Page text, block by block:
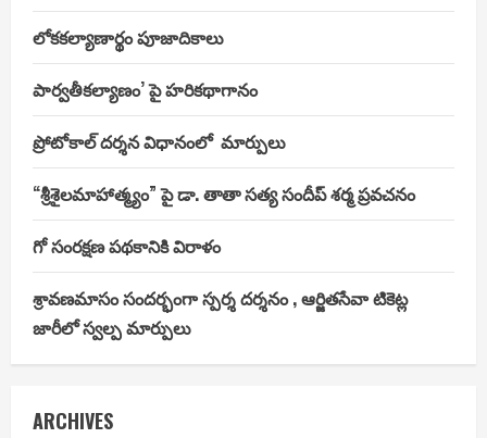
లోకకల్యాణార్థం పూజాదికాలు
పార్వతీకల్యాణం’ పై హరికథాగానం
ప్రోటోకాల్ దర్శన విధానంలో మార్పులు
“శ్రీశైలమాహాత్మ్యం” పై డా. తాతా సత్య సందీప్ శర్మ ప్రవచనం
గో సంరక్షణ పథకానికి విరాళం
శ్రావణమాసం సందర్భంగా స్పర్శ దర్శనం , ఆర్జితసేవా టికెట్ల
జారీలో స్వల్ప మార్పులు
ARCHIVES